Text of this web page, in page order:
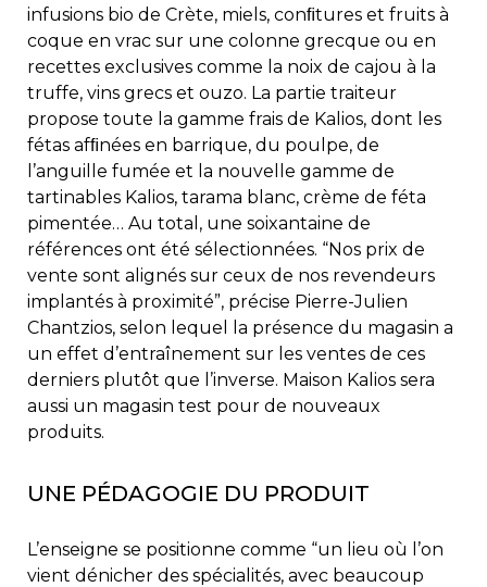
infusions bio de Crète, miels, conﬁtures et fruits à
coque en vrac sur une colonne grecque ou en
recettes exclusives comme la noix de cajou à la
truffe, vins grecs et ouzo. La partie traiteur
propose toute la gamme frais de Kalios, dont les
fétas afﬁnées en barrique, du poulpe, de
l’anguille fumée et la nouvelle gamme de
tartinables Kalios, tarama blanc, crème de féta
pimentée… Au total, une soixantaine de
références ont été sélectionnées. “Nos prix de
vente sont alignés sur ceux de nos revendeurs
implantés à proximité”, précise Pierre-Julien
Chantzios, selon lequel la présence du magasin a
un effet d’entraînement sur les ventes de ces
derniers plutôt que l’inverse. Maison Kalios sera
aussi un magasin test pour de nouveaux
produits.
UNE PÉDAGOGIE DU PRODUIT
L’enseigne se positionne comme “un lieu où l’on
vient dénicher des spécialités, avec beaucoup